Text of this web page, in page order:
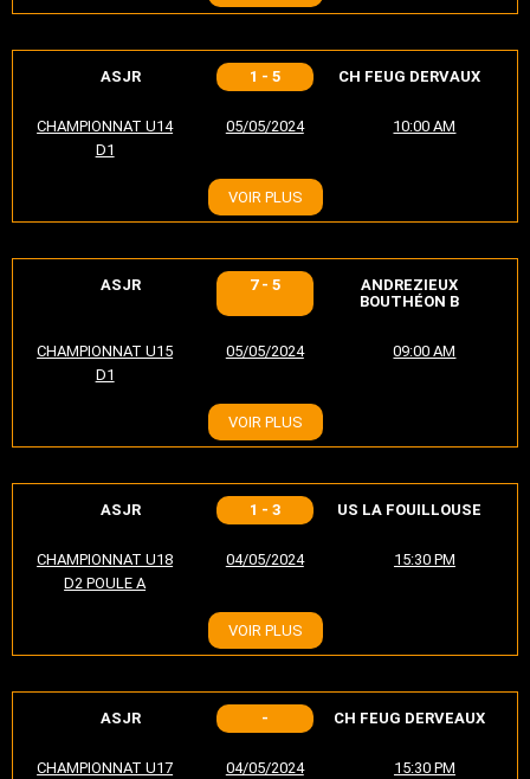
ASJR 1 - 5 CH FEUG DERVAUX
CHAMPIONNAT U14
D1
05/05/2024 10:00 AM
VOIR PLUS
ASJR 7 - 5
ANDREZIEUX
BOUTHÉON B
CHAMPIONNAT U15
D1
05/05/2024 09:00 AM
VOIR PLUS
ASJR 1 - 3 US LA FOUILLOUSE
CHAMPIONNAT U18
D2 POULE A
04/05/2024 15:30 PM
VOIR PLUS
ASJR - CH FEUG DERVEAUX
CHAMPIONNAT U17
04/05/2024 15:30 PM